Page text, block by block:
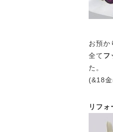
お預か
全てフ
た。
(&18
リフォ